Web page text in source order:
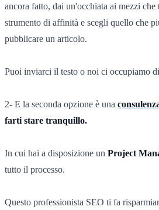
ancora fatto, dai un'occhiata ai mezzi
strumento di affinità e scegli quello che
pubblicare un articolo.
Puoi inviarci il testo o noi ci occupiamo
2- E la seconda opzione è una
farti stare tranquillo.
In cui hai a disposizione un Project
tutto il processo.
Questo professionista SEO ti fa